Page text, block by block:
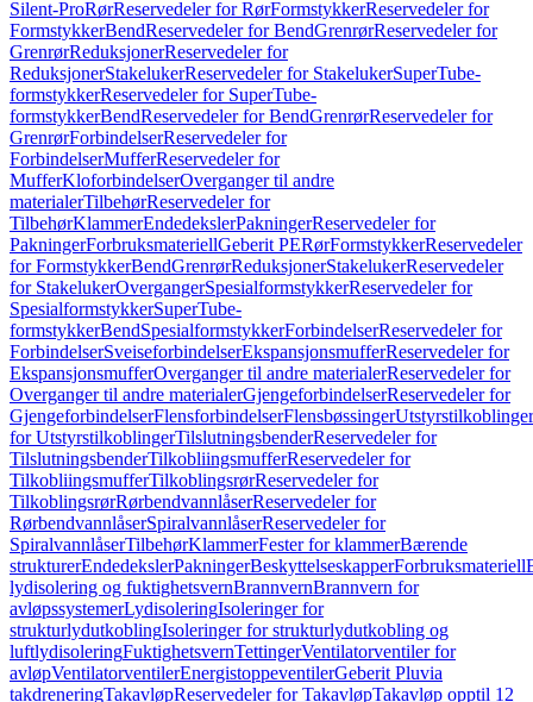
Silent-ProRørReservedeler for RørFormstykkerReservedeler for
FormstykkerBendReservedeler for BendGrenrørReservedeler for
GrenrørReduksjonerReservedeler for
ReduksjonerStakelukerReservedeler for StakelukerSuperTube-
formstykkerReservedeler for SuperTube-
formstykkerBendReservedeler for BendGrenrørReservedeler for
GrenrørForbindelserReservedeler for
ForbindelserMufferReservedeler for
MufferKloforbindelserOverganger til andre
materialerTilbehørReservedeler for
TilbehørKlammerEndedekslerPakningerReservedeler for
PakningerForbruksmateriellGeberit PERørFormstykkerReservedeler
for FormstykkerBendGrenrørReduksjonerStakelukerReservedeler
for StakelukerOvergangerSpesialformstykkerReservedeler for
SpesialformstykkerSuperTube-
formstykkerBendSpesialformstykkerForbindelserReservedeler for
ForbindelserSveiseforbindelserEkspansjonsmufferReservedeler for
EkspansjonsmufferOverganger til andre materialerReservedeler for
Overganger til andre materialerGjengeforbindelserReservedeler for
GjengeforbindelserFlensforbindelserFlensbøssingerUtstyrstilkoblinger
for UtstyrstilkoblingerTilslutningsbenderReservedeler for
TilslutningsbenderTilkobliingsmufferReservedeler for
TilkobliingsmufferTilkoblingsrørReservedeler for
TilkoblingsrørRørbendvannlåserReservedeler for
RørbendvannlåserSpiralvannlåserReservedeler for
SpiralvannlåserTilbehørKlammerFester for klammerBærende
strukturerEndedekslerPakningerBeskyttelseskapperForbruksmateriell
lydisolering og fuktighetsvernBrannvernBrannvern for
avløpssystemerLydisoleringIsoleringer for
strukturlydutkoblingIsoleringer for strukturlydutkobling og
luftlydisoleringFuktighetsvernTettingerVentilatorventiler for
avløpVentilatorventilerEnergistoppeventilerGeberit Pluvia
takdreneringTakavløpReservedeler for TakavløpTakavløp opptil 12